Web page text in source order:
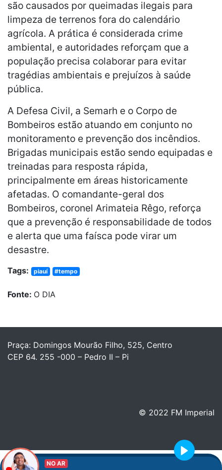
são causados por queimadas ilegais para
limpeza de terrenos fora do calendário
agrícola. A prática é considerada crime
ambiental, e autoridades reforçam que a
população precisa colaborar para evitar
tragédias ambientais e prejuízos à saúde
pública.
A Defesa Civil, a Semarh e o Corpo de
Bombeiros estão atuando em conjunto no
monitoramento e prevenção dos incêndios.
Brigadas municipais estão sendo equipadas e
treinadas para resposta rápida,
principalmente em áreas historicamente
afetadas. O comandante-geral dos
Bombeiros, coronel Arimateia Rêgo, reforça
que a prevenção é responsabilidade de todos
e alerta que uma faísca pode virar um
desastre.
Tags: piauí #tempo
Fonte: O DIA
NO AR
Play
Praça: Domingos Mourão Filho, 525, Centro
CEP 64. 255 -000 – Pedro II – Pi
© 2022 FM Imperial